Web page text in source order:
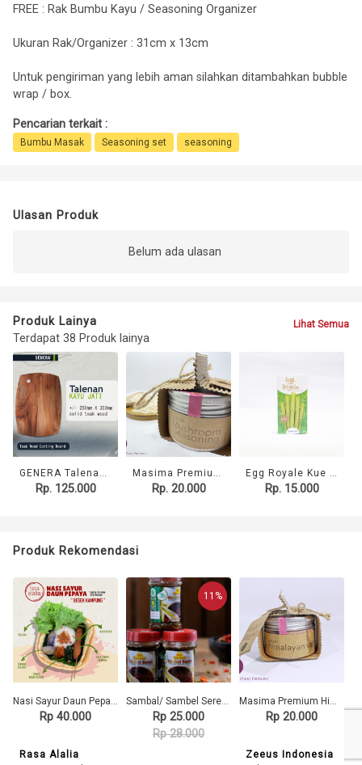
FREE : Rak Bumbu Kayu / Seasoning Organizer
Ukuran Rak/Organizer : 31cm x 13cm
Untuk pengiriman yang lebih aman silahkan ditambahkan bubble
wrap / box.
Pencarian terkait :
Bumbu Masak Seasoning set seasoning
Ulasan Produk
Belum ada ulasan
Produk Lainya
Terdapat 38 Produk lainya
Lihat Semua
GENERA Talenan Jati
Rp. 125.000
Masima Premium Mushroom Seasoning 70gr
Rp. 20.000
Egg Royale Kue Semprong Premium
Rp. 15.000
Produk Rekomendasi
Nasi Sayur Daun Pepaya
Rp 40.000
Rasa Alalia
11%
Sambal/ Sambel Sereh Cabai Hijau DD1 (Dede Satoe)
Rp 25.000
Rp 28.000
Masima Premium Himalayan Salt 150gr
Rp 20.000
Zeeus Indonesia